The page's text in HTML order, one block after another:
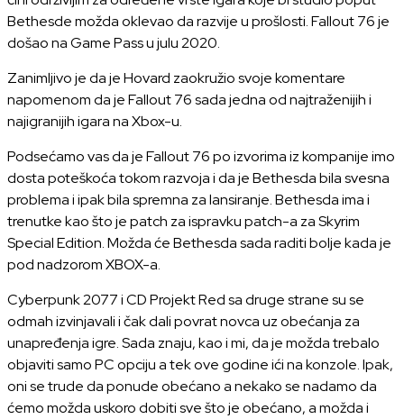
Bethesde možda oklevao da razvije u prošlosti. Fallout 76 je
došao na Game Pass u julu 2020.
Zanimljivo je da je Hovard zaokružio svoje komentare
napomenom da je Fallout 76 sada jedna od najtraženijih i
najigranijih igara na Xbox-u.
Podsećamo vas da je Fallout 76 po izvorima iz kompanije imo
dosta poteškoća tokom razvoja i da je Bethesda bila svesna
problema i ipak bila spremna za lansiranje. Bethesda ima i
trenutke kao što je patch za ispravku patch-a za Skyrim
Special Edition. Možda će Bethesda sada raditi bolje kada je
pod nadzorom XBOX-a.
Cyberpunk 2077 i CD Projekt Red sa druge strane su se
odmah izvinjavali i čak dali povrat novca uz obećanja za
unapređenja igre. Sada znaju, kao i mi, da je možda trebalo
objaviti samo PC opciju a tek ove godine ići na konzole. Ipak,
oni se trude da ponude obećano a nekako se nadamo da
ćemo možda uskoro dobiti sve što je obećano, a možda i